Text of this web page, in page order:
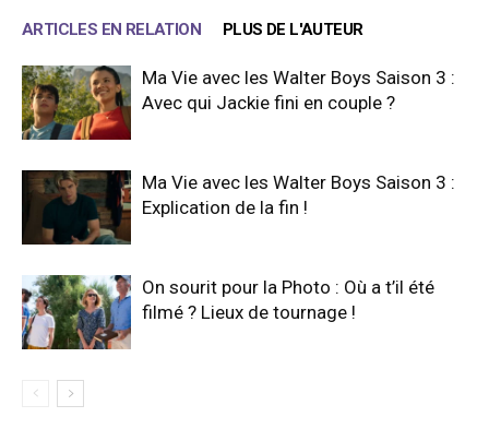
ARTICLES EN RELATION PLUS DE L'AUTEUR
Ma Vie avec les Walter Boys Saison 3 :
Avec qui Jackie fini en couple ?
Ma Vie avec les Walter Boys Saison 3 :
Explication de la fin !
On sourit pour la Photo : Où a t’il été
filmé ? Lieux de tournage !